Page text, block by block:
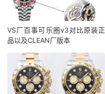
VS厂百事可乐圈v3对比原装正
品以及CLEAN厂版本